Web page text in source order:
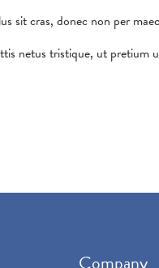
sit cras, donec non per
netus tristique, ut